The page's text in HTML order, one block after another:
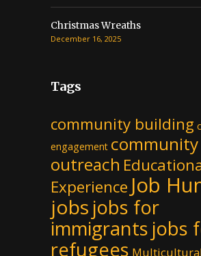
Christmas Wreaths
December 16, 2025
Tags
community building
engagement community
outreach
Experience Job
jobs jobs for
immigrants jobs
refugees